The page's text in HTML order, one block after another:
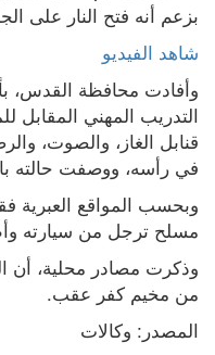
بزعم أنه فتح النار على
شاهد الفيديو
في رأسه، ووصفت حالته
مسلح ترجل من سيارته
من مخيم كفر عقب.
المصدر: وكالات